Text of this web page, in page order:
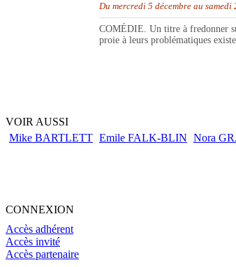
Du mercredi 5 décembre au samedi
COMÉDIE. Un titre à fredonner
proie à leurs problématiques
VOIR AUSSI
Mike BARTLETT Emile FALK-BLIN Nora
CONNEXION
Accès adhérent
Accès invité
Accès partenaire